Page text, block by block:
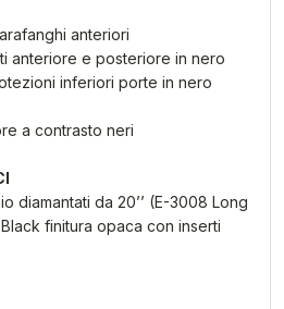
anteriori
anteriore e posteriore in nero
inferiori porte in nero
a contrasto neri
diamantati da 20’’ (E-3008 Long
Black finitura opaca con inserti